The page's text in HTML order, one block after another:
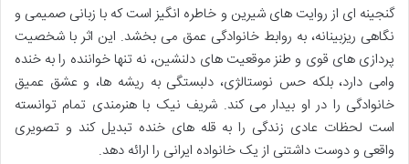
گنجینه ای از روایت های شیرین و خاطره انگیز است که با زبانی صمیمی و
نگاهی ریزبینانه، به روابط خانوادگی عمق می بخشد. این اثر با شخصیت
پردازی های قوی و طنز موقعیت های دلنشین، نه تنها خواننده را به خنده
وامی دارد، بلکه حس نوستالژی، دلبستگی به ریشه ها، و عشق عمیق
خانوادگی را در او بیدار می کند. شریف نیک با هنرمندی تمام توانسته
است لحظات عادی زندگی را به قله های خنده تبدیل کند و تصویری
واقعی و دوست داشتنی از یک خانواده ایرانی را ارائه دهد.